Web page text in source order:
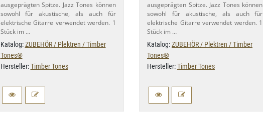
ausgeprägten Spitze. Jazz Tones können
sowohl für akustische, als auch für
elektrische Gitarre verwendet werden. 1
Stück im …
Katalog:ZUBEHÖR / Plektren / Timber
Tones®
Hersteller:Timber Tones
ausgeprägten Spitze. Jazz Tones können
sowohl für akustische, als auch für
elektrische Gitarre verwendet werden. 1
Stück im …
Katalog:ZUBEHÖR / Plektren / Timber
Tones®
Hersteller:Timber Tones